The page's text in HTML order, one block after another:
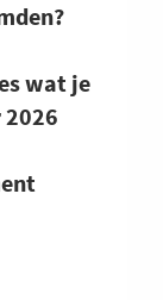
wat je
2026